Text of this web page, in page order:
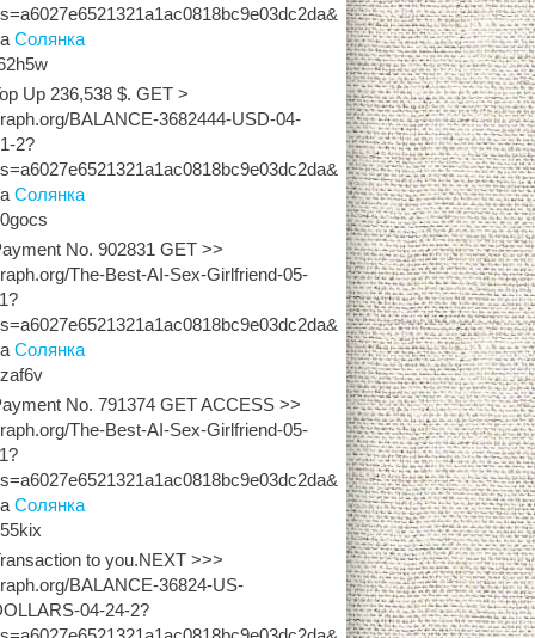
Солянка
Up 236,538 $. GET >
BALANCE-3682444-USD-04-
2?
Солянка
No. 902831 GET >>
The-Best-AI-Sex-Girlfriend-05-
Солянка
No. 791374 GET ACCESS >>
The-Best-AI-Sex-Girlfriend-05-
Солянка
to you.NEXT >>>
BALANCE-36824-US-
04-24-2?